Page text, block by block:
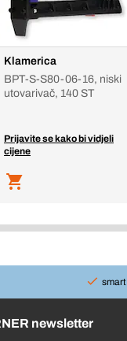
Klamerica
BPT-S-S80-06-16, niski
utovarivač, 140 ST
Prijavite se kako bi vidjeli
cijene
smart
newsletter